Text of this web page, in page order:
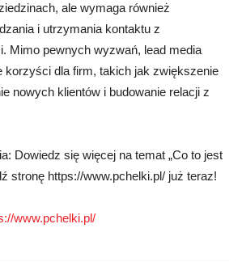
ale wymaga również
i utrzymania kontaktu z
Mimo pewnych wyzwań, lead media
korzyści dla firm, takich jak zwiększenie
nowych klientów i budowanie relacji z
Dowiedz się więcej na temat „Co to jest
stronę https://www.pchelki.pl/ już teraz!
www.pchelki.pl/